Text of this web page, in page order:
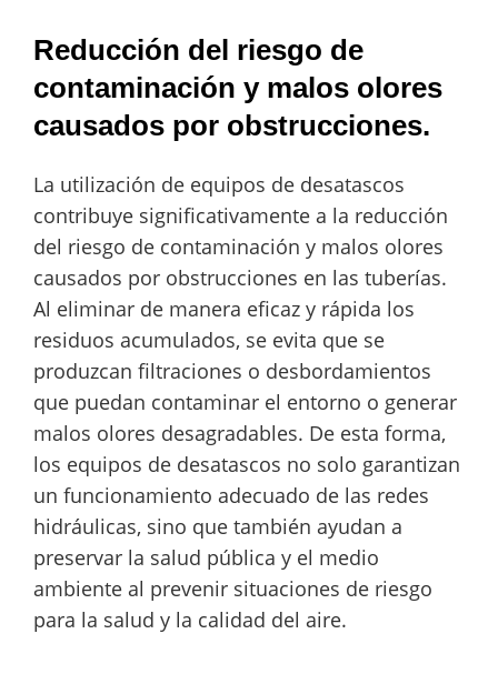
Reducción del riesgo de
contaminación y malos olores
causados por obstrucciones.
La utilización de equipos de desatascos
contribuye significativamente a la reducción
del riesgo de contaminación y malos olores
causados por obstrucciones en las tuberías.
Al eliminar de manera eficaz y rápida los
residuos acumulados, se evita que se
produzcan filtraciones o desbordamientos
que puedan contaminar el entorno o generar
malos olores desagradables. De esta forma,
los equipos de desatascos no solo garantizan
un funcionamiento adecuado de las redes
hidráulicas, sino que también ayudan a
preservar la salud pública y el medio
ambiente al prevenir situaciones de riesgo
para la salud y la calidad del aire.